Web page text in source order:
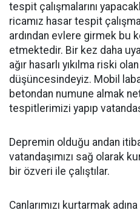
tespit çalışmalarını
ricamız hasar tespit
ardından evlere girmek bu
etmektedir. Bir kez daha
ağır hasarlı yıkılma riski
düşüncesindeyiz. Mobil
betondan numune almak
tespitlerimizi yapıp
Depremin olduğu andan
vatandaşımızı sağ olarak
bir özveri ile çalıştılar.
Canlarımızı kurtarmak